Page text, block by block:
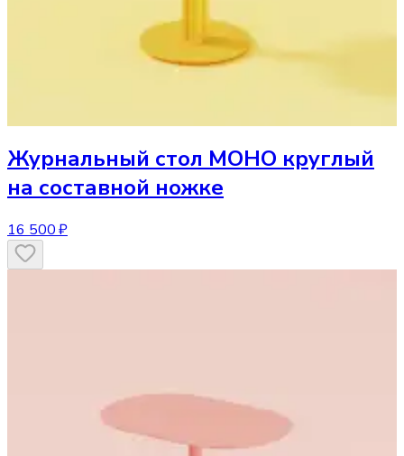
Журнальный стол МОНО круглый
на составной ножке
16 500 ₽